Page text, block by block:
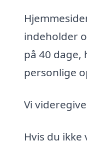
indeholder
på 40 dage,
personlige
Vi
Hvis du